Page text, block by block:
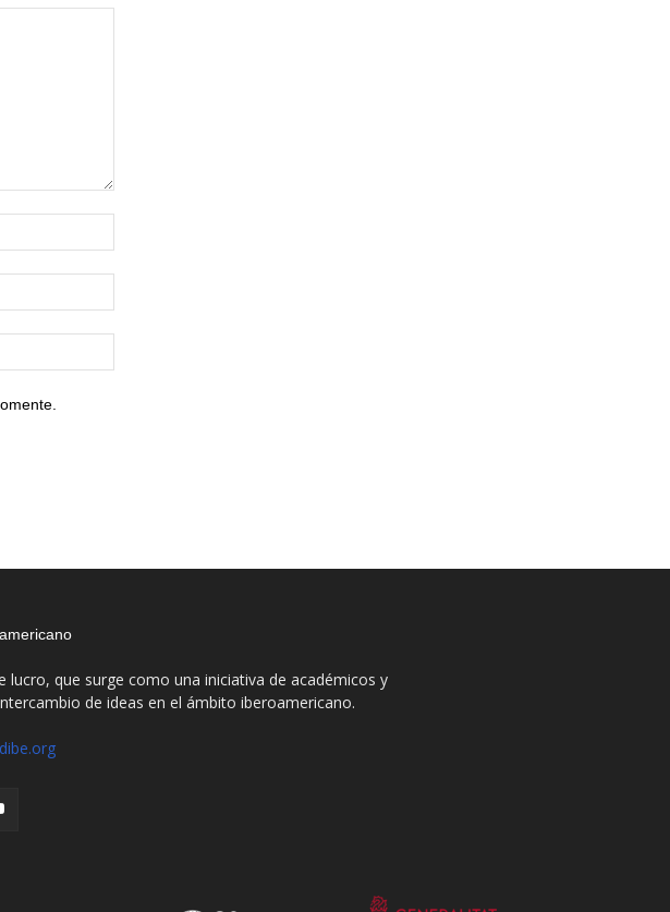
lucro, que surge como una iniciativa de académicos y
de ideas en el ámbito iberoamericano.